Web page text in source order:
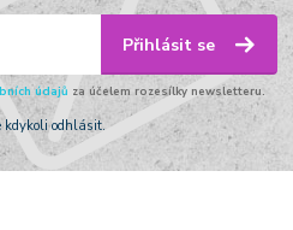
Přihlásit se
údajů za účelem rozesílky newsletteru.
kdykoli odhlásit.